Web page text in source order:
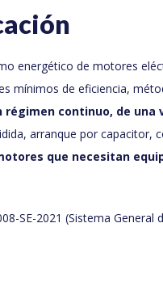
energético de motores
mínimos de eficiencia,
continuo, de una
arranque por capacitor,
que necesitan
SE-2021 (Sistema General